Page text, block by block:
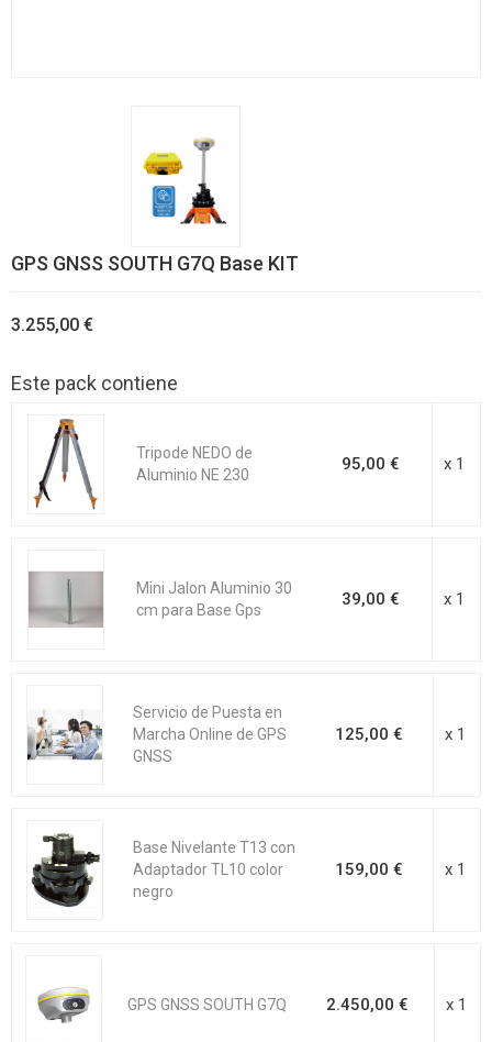
GPS GNSS SOUTH G7Q Base KIT
3.255,00 €
Este pack contiene
Tripode NEDO de
Aluminio NE 230
95,00 € x 1
Mini Jalon Aluminio 30
cm para Base Gps
39,00 € x 1
Servicio de Puesta en
Marcha Online de GPS
GNSS
125,00 € x 1
Base Nivelante T13 con
Adaptador TL10 color
negro
159,00 € x 1
GPS GNSS SOUTH G7Q 2.450,00 € x 1